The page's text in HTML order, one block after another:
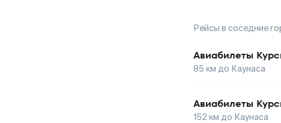
Рейсы в соседние
Авиабилеты
85 км до Каунаса
Авиабилеты
152 км до Каунаса